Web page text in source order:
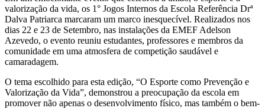
valorização da vida, os 1° Jogos Internos da Escola Referência Drª
Dalva Patriarca marcaram um marco inesquecível. Realizados nos
dias 22 e 23 de Setembro, nas instalações da EMEF Adelson
Azevedo, o evento reuniu estudantes, professores e membros da
comunidade em uma atmosfera de competição saudável e
camaradagem.
O tema escolhido para esta edição, “O Esporte como Prevenção e
Valorização da Vida”, demonstrou a preocupação da escola em
promover não apenas o desenvolvimento físico, mas também o bem-